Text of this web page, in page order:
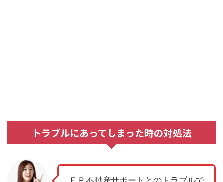
トラブルにあってしまった時の対処法